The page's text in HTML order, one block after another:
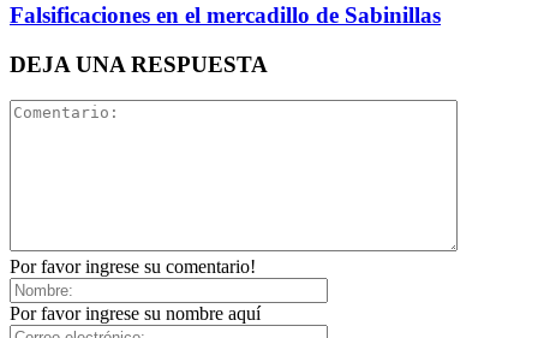
Falsificaciones en el mercadillo de Sabinillas
DEJA UNA RESPUESTA
Por favor ingrese su comentario!
Por favor ingrese su nombre aquí